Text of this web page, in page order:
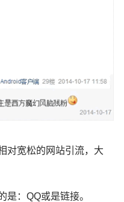
对宽松的网站引流，大
是：QQ或是链接。